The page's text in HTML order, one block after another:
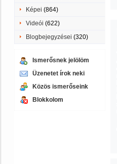
Képei (864)
Videói (622)
Blogbejegyzései (320)
Ismerősnek jelölöm
Üzenetet írok neki
Közös ismerőseink
Blokkolom